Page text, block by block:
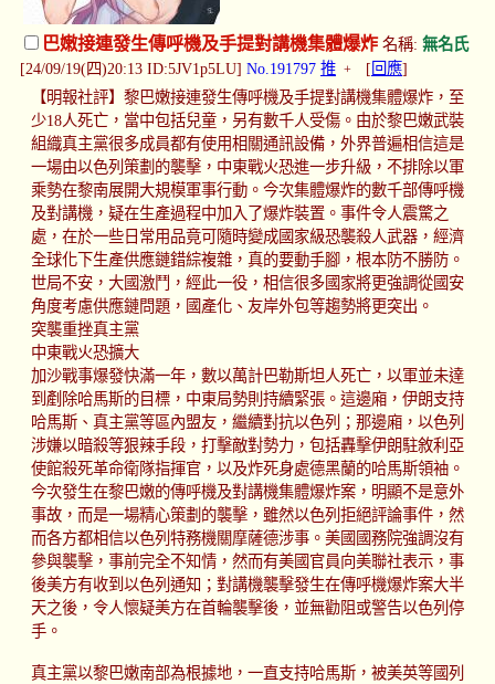
巴嫩接連發生傳呼機及手提對講機集體爆炸名稱: 無名氏
[24/09/19(四)20:13 ID:5JV1p5LU] No.191797 推 + [ 回應]
【明報社評】黎巴嫩接連發生傳呼機及手提對講機集體爆炸，至
少18人死亡，當中包括兒童，另有數千人受傷。由於黎巴嫩武裝
組織真主黨很多成員都有使用相關通訊設備，外界普遍相信這是
一場由以色列策劃的襲擊，中東戰火恐進一步升級，不排除以軍
乘勢在黎南展開大規模軍事行動。今次集體爆炸的數千部傳呼機
及對講機，疑在生產過程中加入了爆炸裝置。事件令人震驚之
處，在於一些日常用品竟可隨時變成國家級恐襲殺人武器，經濟
全球化下生產供應鏈錯綜複雜，真的要動手腳，根本防不勝防。
世局不安，大國激鬥，經此一役，相信很多國家將更強調從國安
角度考慮供應鏈問題，國產化、友岸外包等趨勢將更突出。
突襲重挫真主黨
中東戰火恐擴大
加沙戰事爆發快滿一年，數以萬計巴勒斯坦人死亡，以軍並未達
到剷除哈馬斯的目標，中東局勢則持續緊張。這邊廂，伊朗支持
哈馬斯、真主黨等區內盟友，繼續對抗以色列；那邊廂，以色列
涉嫌以暗殺等狠辣手段，打擊敵對勢力，包括轟擊伊朗駐敘利亞
使館殺死革命衛隊指揮官，以及炸死身處德黑蘭的哈馬斯領袖。
今次發生在黎巴嫩的傳呼機及對講機集體爆炸案，明顯不是意外
事故，而是一場精心策劃的襲擊，雖然以色列拒絕評論事件，然
而各方都相信以色列特務機關摩薩德涉事。美國國務院強調沒有
參與襲擊，事前完全不知情，然而有美國官員向美聯社表示，事
後美方有收到以色列通知；對講機襲擊發生在傳呼機爆炸案大半
天之後，令人懷疑美方在首輪襲擊後，並無勸阻或警告以色列停
手。
真主黨以黎巴嫩南部為根據地，一直支持哈馬斯，被美英等國列